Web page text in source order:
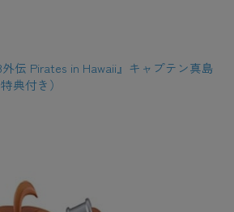
伝 Pirates in Hawaii』キャプテン真島
典付き）